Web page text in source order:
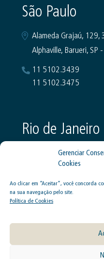
Ao clicar em “Aceitar”, você concorda
na sua navegação pelo site.
Política de Cookies
São Paulo
Alameda Grajaú, 129,
Alphaville, Barueri,
11 5102.3439
11 5102.3475
Rio de Janeiro
Rua Marquês de
Flamengo, Rio de
21 2210.5098
21 2533.3289